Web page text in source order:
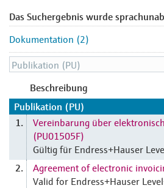
Das Suchergebnis wurde
Dokumentation (2)
Beschreibung
Publikation (PU)
1.
Vereinbarung über
(PU01505F)
Gültig für Endress+Hauser
2.
Agreement of electronic
Valid for Endress+Hauser